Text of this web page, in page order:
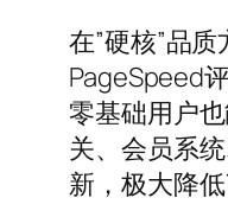
在”硬核”品
PageSpeed
零基础用户
关、会员系
新，极大降